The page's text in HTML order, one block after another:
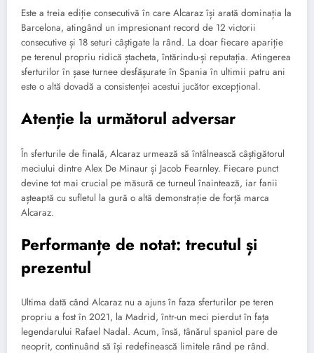
Este a treia ediție consecutivă în care Alcaraz își arată dominația la
Barcelona, atingând un impresionant record de 12 victorii
consecutive și 18 seturi câștigate la rând. La doar fiecare apariție
pe terenul propriu ridică ștacheta, întărindu-și reputația. Atingerea
sferturilor în șase turnee desfășurate în Spania în ultimii patru ani
este o altă dovadă a consistenței acestui jucător excepțional.
Atenție la următorul adversar
În sferturile de finală, Alcaraz urmează să întâlnească câștigătorul
meciului dintre Alex De Minaur și Jacob Fearnley. Fiecare punct
devine tot mai crucial pe măsură ce turneul înaintează, iar fanii
așteaptă cu sufletul la gură o altă demonstrație de forță marca
Alcaraz.
Performanțe de notat: trecutul și
prezentul
Ultima dată când Alcaraz nu a ajuns în faza sferturilor pe teren
propriu a fost în 2021, la Madrid, într-un meci pierdut în fața
legendarului Rafael Nadal. Acum, însă, tânărul spaniol pare de
neoprit, continuând să își redefinească limitele rând pe rând.